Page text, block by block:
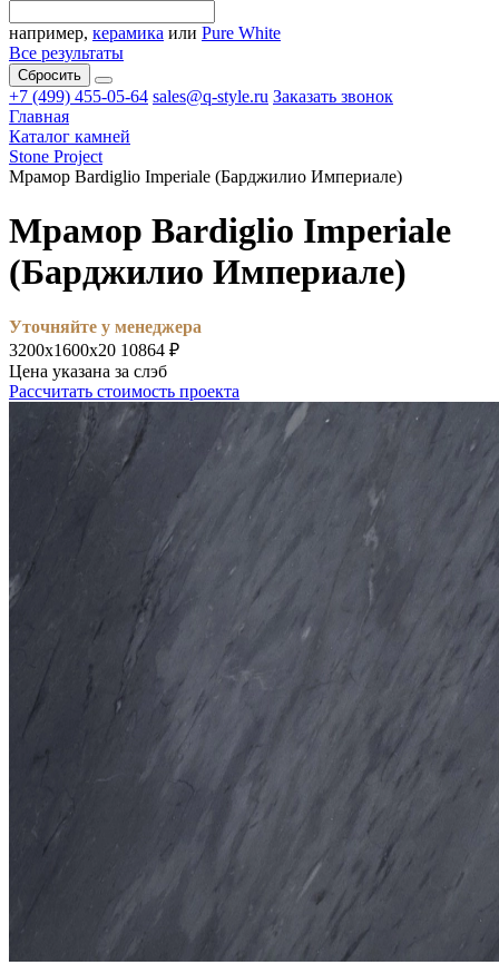
например, керамика или Pure White
Все результаты
Сбросить
+7 (499) 455-05-64 sales@q-style.ru Заказать звонок
Главная
Каталог камней
Stone Project
Мрамор Bardiglio Imperiale (Барджилио Империале)
Мрамор Bardiglio Imperiale
(Барджилио Империале)
Уточняйте у менеджера
3200х1600х20 10864 ₽
Цена указана за слэб
Рассчитать стоимость проекта